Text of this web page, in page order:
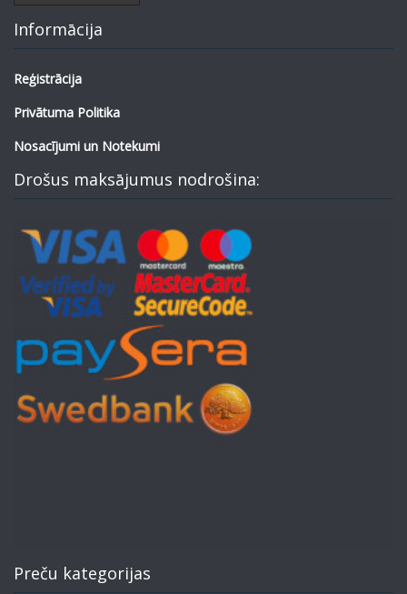
Informācija
Reģistrācija
Privātuma Politika
Nosacījumi un Notekumi
Drošus maksājumus nodrošina:
Preču kategorijas